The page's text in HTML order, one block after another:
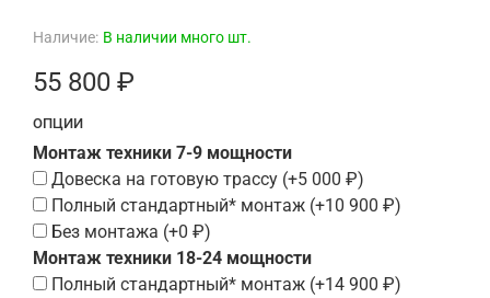
Наличие: В наличии много шт.
55 800 ₽
ОПЦИИ
Монтаж техники 7-9 мощности
Довеска на готовую трассу (+5 000 ₽)
Полный стандартный* монтаж (+10 900 ₽)
Без монтажа (+0 ₽)
Монтаж техники 18-24 мощности
Полный стандартный* монтаж (+14 900 ₽)